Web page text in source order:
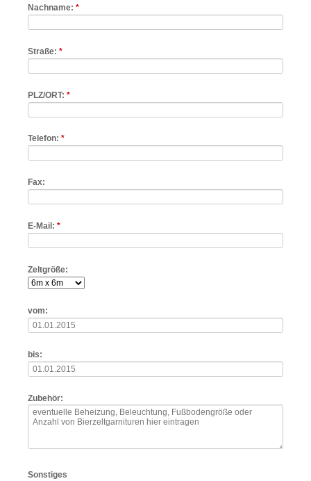
Pflichtfeld
Nachname: *
Pflichtfeld
Straße: *
Pflichtfeld
PLZ/ORT: *
Pflichtfeld
Telefon: *
Fax:
Pflichtfeld
E-Mail: *
Zeltgröße:
vom:
bis:
Zubehör:
Sonstiges